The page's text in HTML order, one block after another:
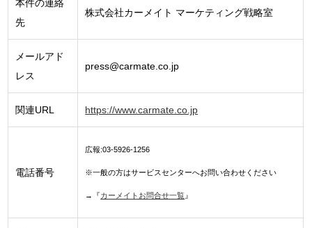
本件の連絡
先
株式会社カーメイト マーケティング戦略室
メールアド
レス
press@carmate.co.jp
関連URL https://www.carmate.co.jp
電話番号
広報:03-5926-1256
※一般の方はサービスセンターへお問い合わせください
→『カーメイトお問合せ一覧 』